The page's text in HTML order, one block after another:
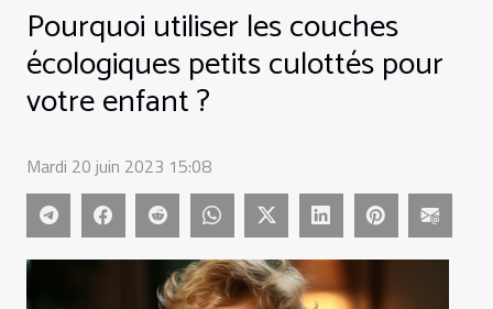
Pourquoi utiliser les couches
écologiques petits culottés pour
votre enfant ?
Mardi 20 juin 2023 15:08